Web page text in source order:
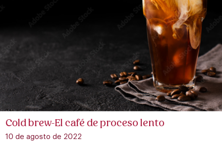
Cold brew-El café de proceso lento
10 de agosto de 2022